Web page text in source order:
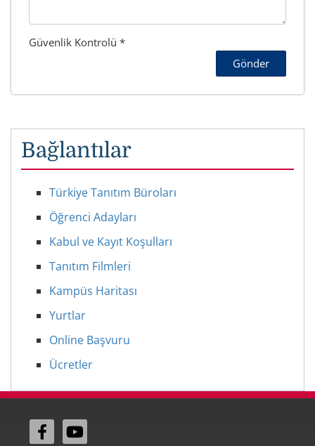
Güvenlik Kontrolü *
Bağlantılar
Türkiye Tanıtım Büroları
Öğrenci Adayları
Kabul ve Kayıt Koşulları
Tanıtım Filmleri
Kampüs Haritası
Yurtlar
Online Başvuru
Ücretler